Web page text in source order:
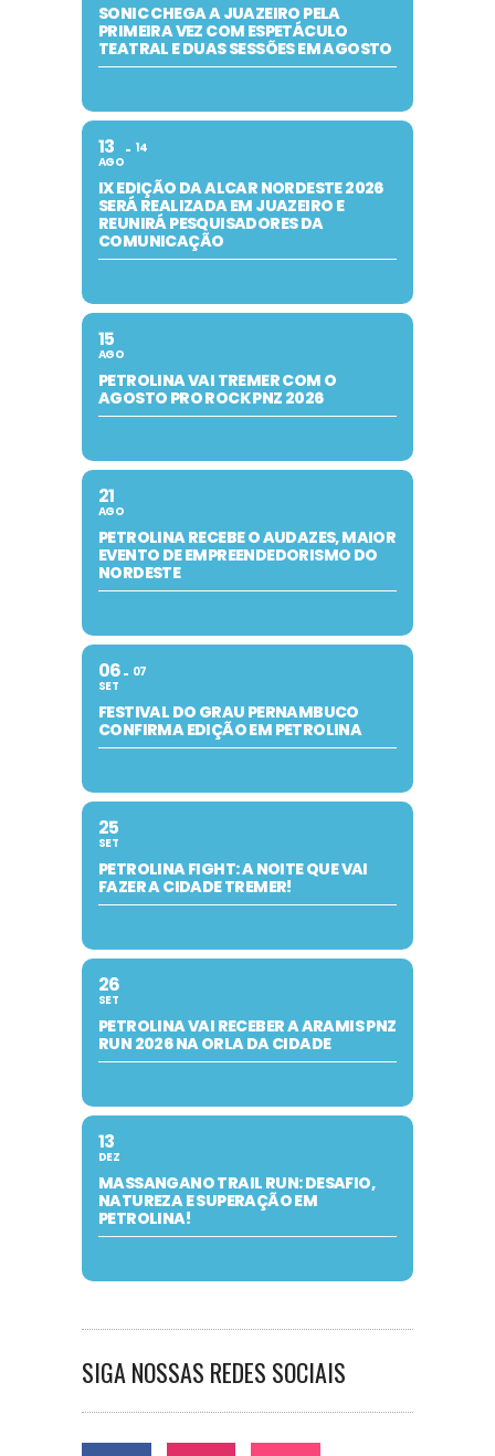
SONIC CHEGA A JUAZEIRO PELA
PRIMEIRA VEZ COM ESPETÁCULO
TEATRAL E DUAS SESSÕES EM AGOSTO
13
AGO
14
IX EDIÇÃO DA ALCAR NORDESTE 2026
SERÁ REALIZADA EM JUAZEIRO E
REUNIRÁ PESQUISADORES DA
COMUNICAÇÃO
15
AGO
PETROLINA VAI TREMER COM O
AGOSTO PRO ROCK PNZ 2026
21
AGO
PETROLINA RECEBE O AUDAZES, MAIOR
EVENTO DE EMPREENDEDORISMO DO
NORDESTE
06
SET
07
FESTIVAL DO GRAU PERNAMBUCO
CONFIRMA EDIÇÃO EM PETROLINA
25
SET
PETROLINA FIGHT: A NOITE QUE VAI
FAZER A CIDADE TREMER!
26
SET
PETROLINA VAI RECEBER A ARAMIS PNZ
RUN 2026 NA ORLA DA CIDADE
13
DEZ
MASSANGANO TRAIL RUN: DESAFIO,
NATUREZA E SUPERAÇÃO EM
PETROLINA!
SIGA NOSSAS REDES SOCIAIS